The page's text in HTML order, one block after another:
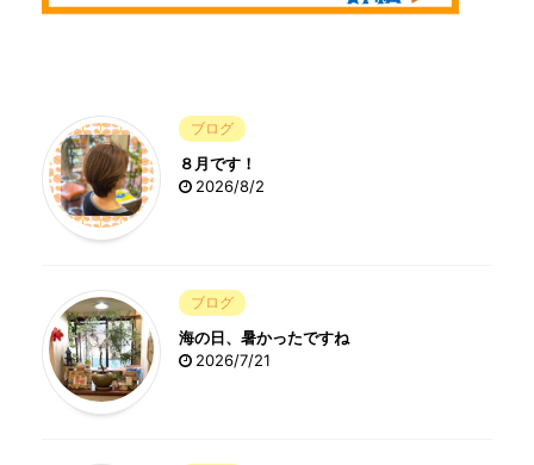
ブログ
８月です！
2026/8/2
ブログ
海の日、暑かったですね
2026/7/21